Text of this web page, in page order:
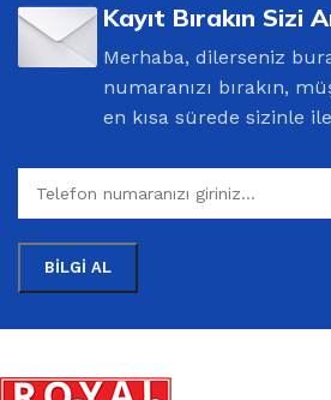
Kayıt Bırakın Sizi
Merhaba, dilerseniz
numaranızı bırakın,
en kısa sürede sizinle